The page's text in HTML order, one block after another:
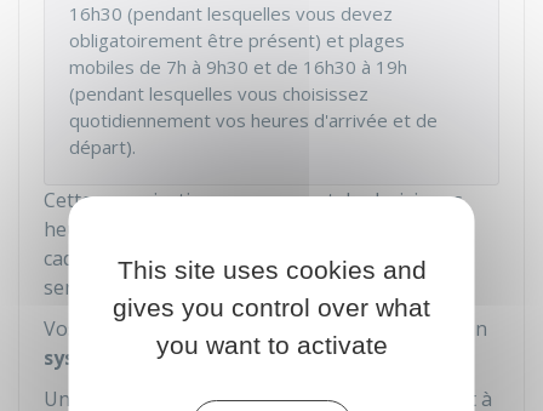
16h30 (pendant lesquelles vous devez
obligatoirement être présent) et plages
mobiles de 7h à 9h30 et de 16h30 à 19h
(pendant lesquelles vous choisissez
quotidiennement vos heures d'arrivée et de
départ).
Cette organisation vous permet de choisir vos
heures d'arrivée et de départ au travail dans le
cadre qui a été défini et selon les nécessités de
service.
Vos heures de travail sont comptabilisées par un
système de pointage.
Un nombre maximum d'heures peut être inscrit à
This site uses cookies and
gives you control over what
you want to activate